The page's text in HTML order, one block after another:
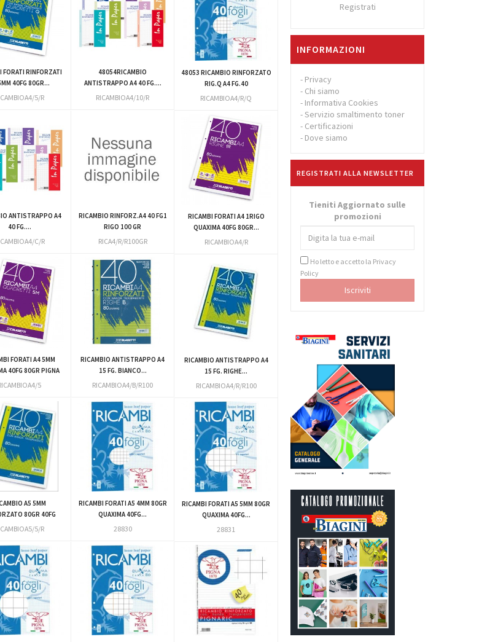
FORATI RINFORZATI
40FG 80GR...
5/R
48054RICAMBIO
ANTISTRAPPO A4 40 FG....
RICAMBIOA4/10/R
48053 RICAMBIO RINFORZATO
RIG.Q A4 FG.40
RICAMBIOA4/R/Q
ANTISTRAPPO A4
40 FG....
C/R
RICAMBIO RINFORZ.A4 40 FG1
RIGO 100 GR
RICA4/R/R100GR
RICAMBI FORATI A4 1RIGO
QUAXIMA 40FG 80GR...
RICAMBIOA4/R
FORATI A4 5MM
40FG 80GR PIGNA
5
RICAMBIO ANTISTRAPPO A4
15 FG. BIANCO...
RICAMBIOA4/B/R100
RICAMBIO ANTISTRAPPO A4
15 FG. RIGHE...
RICAMBIOA4/R/R100
A5 5MM
80GR 40FG
5/R
RICAMBI FORATI A5 4MM 80GR
QUAXIMA 40FG...
28830
RICAMBI FORATI A5 5MM 80GR
QUAXIMA 40FG...
28831
Registrati
INFORMAZIONI
- Privacy
- Chi siamo
- Informativa Cookies
-Servizio smaltimento toner
- Certificazioni
- Dove siamo
REGISTRATI ALLA NEWSLETTER
Tieniti Aggiornato sulle
promozioni
Ho letto e accetto la Privacy
Policy